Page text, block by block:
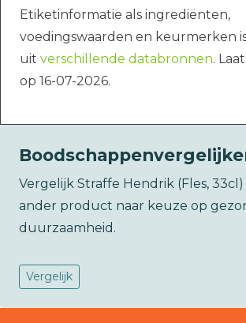
Etiketinformatie als ingrediënten,
voedingswaarden en keurmerken
uit verschillende databronnen.
op 16-07-2026.
Vergelijk Straffe Hendrik (Fles,
ander product naar keuze op
duurzaamheid.
Vergelijk